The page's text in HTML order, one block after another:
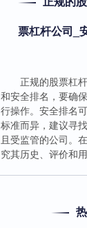
票杠杆公司_
正规的股票杠
和安全排名，要确
行操作。安全排名
标准而异，建议寻
且受监管的公司。
究其历史、评价和用